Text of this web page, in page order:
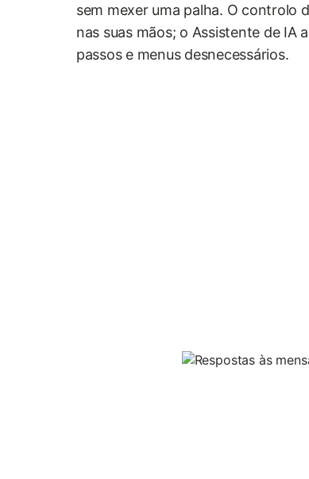
sem mexer uma palha. O controlo
nas suas mãos; o Assistente de IA
passos e menus desnecessários.